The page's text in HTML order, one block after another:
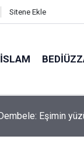
Sitene Ekle
İSLAM
son 2 gün